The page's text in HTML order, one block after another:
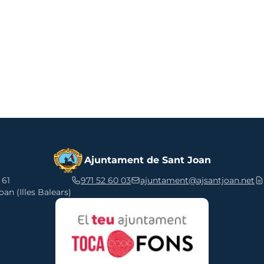
Ajuntament de Sant Joan
(Illes Balears)
971 52 60 03 ajuntament@ajsantjoan.net